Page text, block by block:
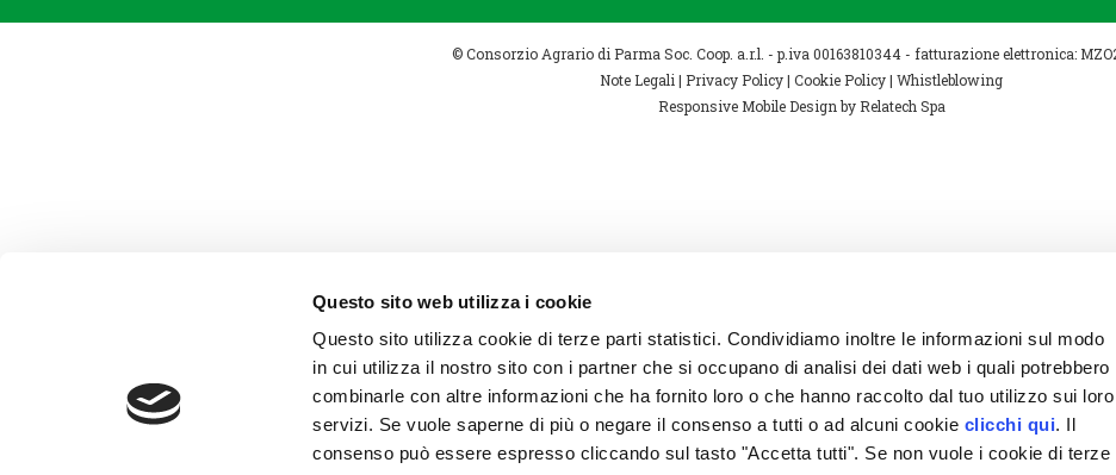
Questo sito web utilizza i cookie
Questo sito utilizza cookie di terze parti statistici. Condividiamo inoltre le informazioni sul modo
in cui utilizza il nostro sito con i partner che si occupano di analisi dei dati web i quali potrebbero
combinarle con altre informazioni che ha fornito loro o che hanno raccolto dal tuo utilizzo sui loro
servizi. Se vuole saperne di più o negare il consenso a tutti o ad alcuni cookie clicchi qui. Il
consenso può essere espresso cliccando sul tasto "Accetta tutti". Se non vuole i cookie di terze
© Consorzio Agrario di Parma Soc. Coop. a.r.l. - p.iva 00163810344 - fatturazione elettronica:
Note Legali | Privacy Policy| Cookie Policy| Whistleblowing
Responsive Mobile Design by Relatech Spa